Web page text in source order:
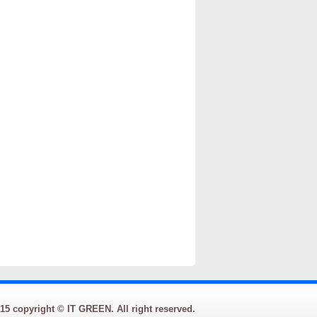
copyright © IT GREEN. All right reserved.